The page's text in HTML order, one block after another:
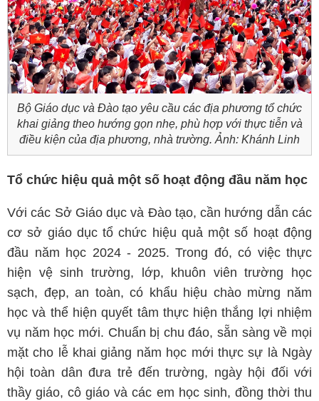
Bộ Giáo dục và Đào tạo yêu cầu các địa phương tổ chức
khai giảng theo hướng gọn nhẹ, phù hợp với thực tiễn và
điều kiện của địa phương, nhà trường. Ảnh: Khánh Linh
Tổ chức hiệu quả một số hoạt động đầu năm học
Với các Sở Giáo dục và Đào tạo, cần hướng dẫn các
cơ sở giáo dục tổ chức hiệu quả một số hoạt động
đầu năm học 2024 - 2025. Trong đó, có việc thực
hiện vệ sinh trường, lớp, khuôn viên trường học
sạch, đẹp, an toàn, có khẩu hiệu chào mừng năm
học và thể hiện quyết tâm thực hiện thắng lợi nhiệm
vụ năm học mới. Chuẩn bị chu đáo, sẵn sàng về mọi
mặt cho lễ khai giảng năm học mới thực sự là Ngày
hội toàn dân đưa trẻ đến trường, ngày hội đối với
thầy giáo, cô giáo và các em học sinh, đồng thời thu